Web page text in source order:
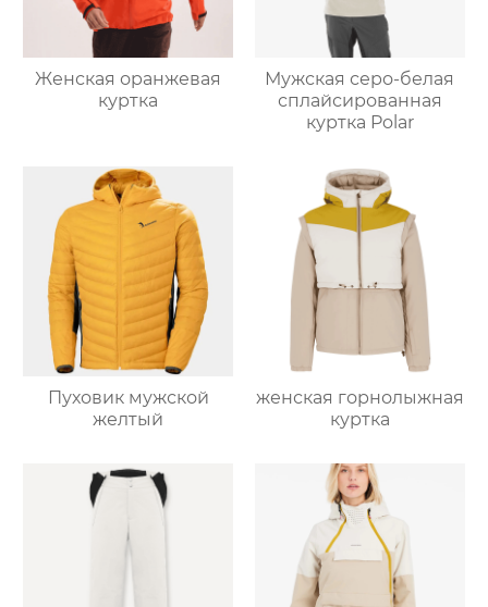
Женская оранжевая
куртка
Мужская серо-белая
сплайсированная
куртка Polar
Пуховик мужской
желтый
женская горнолыжная
куртка